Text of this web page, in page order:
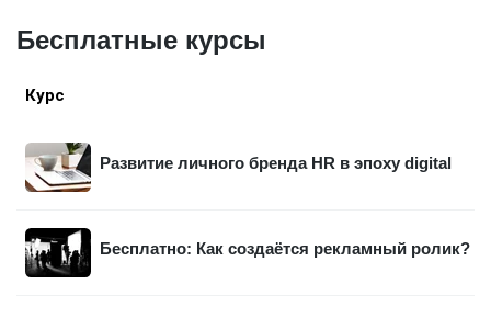
Бесплатные курсы
Курс
Развитие личного бренда HR в эпоху digital
Бесплатно: Как создаётся рекламный ролик?